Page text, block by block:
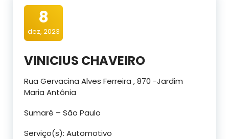
8
dez, 2023
VINICIUS CHAVEIRO
Rua Gervacina Alves Ferreira , 870 -Jardim
Maria Antônia
Sumaré – São Paulo
Serviço(s): Automotivo